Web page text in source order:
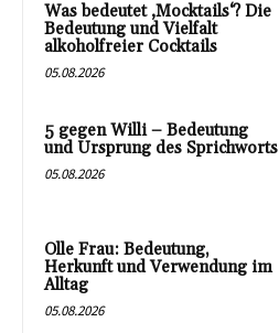
Was bedeutet ‚Mocktails‘? Die
Bedeutung und Vielfalt
alkoholfreier Cocktails
05.08.2026
5 gegen Willi – Bedeutung
und Ursprung des Sprichworts
05.08.2026
Olle Frau: Bedeutung,
Herkunft und Verwendung im
Alltag
05.08.2026